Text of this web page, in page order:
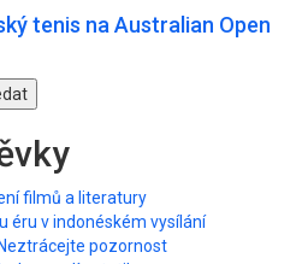
tenis na Australian Open
filmů a literatury
éru v indonéském vysílání
pozornost